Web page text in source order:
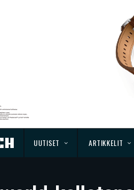
UUTISET ARTIKKELIT